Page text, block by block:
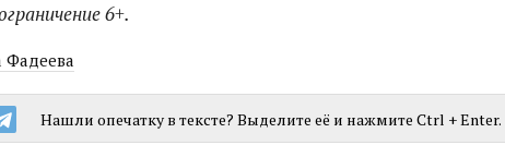
6+.
Фадеева
Нашли опечатку в тексте? Выделите её и нажмите Ctrl + Enter.